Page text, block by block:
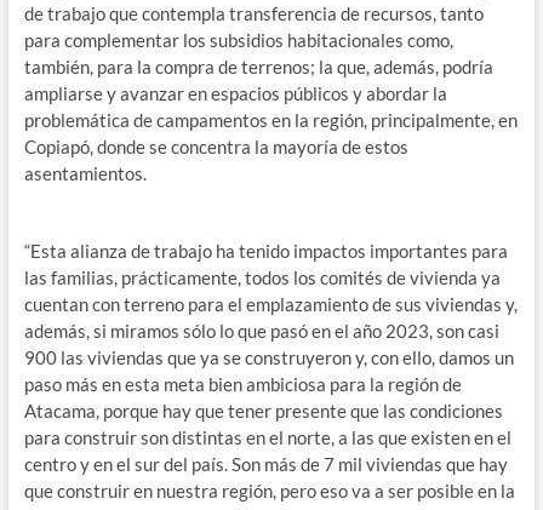
de trabajo que contempla transferencia de recursos, tanto
para complementar los subsidios habitacionales como,
también, para la compra de terrenos; la que, además, podría
ampliarse y avanzar en espacios públicos y abordar la
problemática de campamentos en la región, principalmente, en
Copiapó, donde se concentra la mayoría de estos
asentamientos.
“Esta alianza de trabajo ha tenido impactos importantes para
las familias, prácticamente, todos los comités de vivienda ya
cuentan con terreno para el emplazamiento de sus viviendas y,
además, si miramos sólo lo que pasó en el año 2023, son casi
900 las viviendas que ya se construyeron y, con ello, damos un
paso más en esta meta bien ambiciosa para la región de
Atacama, porque hay que tener presente que las condiciones
para construir son distintas en el norte, a las que existen en el
centro y en el sur del país. Son más de 7 mil viviendas que hay
que construir en nuestra región, pero eso va a ser posible en la